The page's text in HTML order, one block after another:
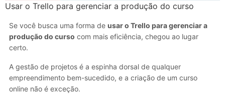
Usar o Trello para gerenciar a produção do curso
Se você busca uma forma de usar o Trello para gerenciar a
produção do curso com mais eficiência, chegou ao lugar
certo.
A gestão de projetos é a espinha dorsal de qualquer
empreendimento bem-sucedido, e a criação de um curso
online não é exceção.